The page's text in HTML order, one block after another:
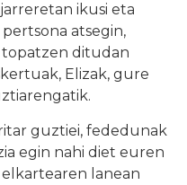
ikusi eta
atsegin,
topatzen ditudan
Elizak, gure
guztiei, fededunak
egin nahi diet euren
lanean